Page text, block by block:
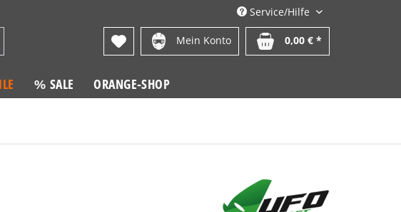
Service/Hilfe
Mein Konto 0,00 € *
% SALE ORANGE-SHOP